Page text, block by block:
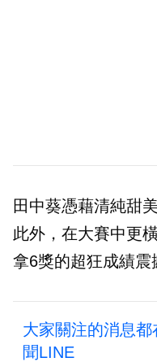
田中葵憑藉清純甜
此外，在大賽中更
拿6獎的超狂成績震
大家關注的消息
聞LINE